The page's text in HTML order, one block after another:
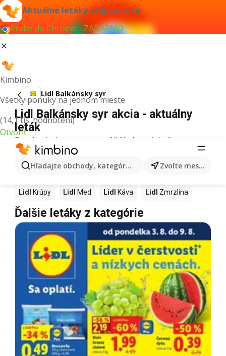
Aktuálne letáky vždy po ruke
Pridať do Chrome - ZADARMO
Kimbino
Všetky ponuky na jednom mieste
(14,1 tis. hodnotení)
Otvoriť
Hľadajte obchody, kategórie, produkty... Zvoľte mesto
Lidl Balkánsky syr
Lidl Balkánsky syr akcia - aktuálny
leták
Pre daný výraz sme nenašli žiadne výsledky.
Ďalšie produkty v obchodoch Lidl
Lidl Kiwi LidlMango Lidl
Lidl Krúpy Lidl Med Lidl Káva Lidl Zmrzlina
Ďalšie letáky z kategórie